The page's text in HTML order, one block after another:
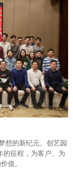
想的新纪元。创艺园
的征程，为客户、为
值。